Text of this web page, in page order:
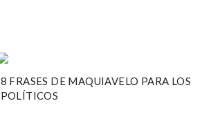
8 FRASES DE MAQUIAVELO PARA LOS
POLÍTICOS